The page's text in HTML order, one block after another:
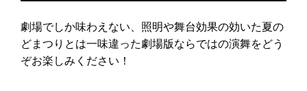
劇場でしか味わえない、照明や舞台効果の効いた夏の
どまつりとは一味違った劇場版ならではの演舞をどう
ぞお楽しみください！